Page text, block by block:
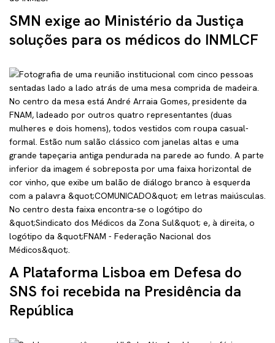
SMN exige ao Ministério da Justiça
soluções para os médicos do INMLCF
A Plataforma Lisboa em Defesa do
SNS foi recebida na Presidência da
República